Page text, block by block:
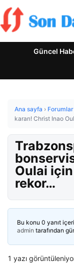
Güncel
Ana sayfa › Forumlar
kararı! Christ Inao
Oulai
rekor…
Bu konu 0 yanıt
admin tarafından
1 yazı